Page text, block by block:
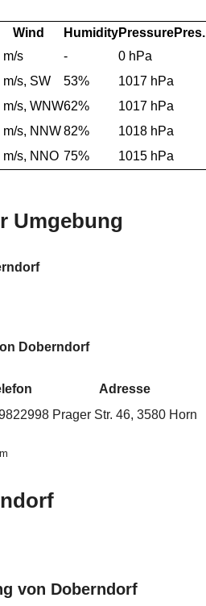
Wind HumidityPressurePres.
m/s -
0 hPa
m/s, SW 53%
1017 hPa
m/s, WNW62%
1017 hPa
m/s, NNW82%
1018 hPa
m/s, NNO 75% 1015 hPa
Umgebung
Doberndorf
Adresse
Prager Str. 46, 3580 Horn
von Doberndorf